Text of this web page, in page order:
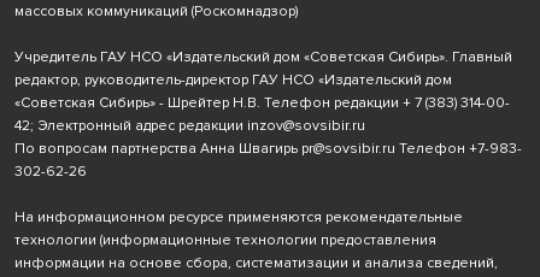
массовых коммуникаций (Роскомнадзор)
Учредитель ГАУ НСО «Издательский дом «Советская Сибирь». Главный
редактор, руководитель-директор ГАУ НСО «Издательский дом
«Советская Сибирь» - Шрейтер Н.В. Телефон редакции + 7 (383) 314-00-
42; Электронный адрес редакции inzov@sovsibir.ru
По вопросам партнерства Анна Швагирь pr@sovsibir.ru Телефон +7-983-
302-62-26
На информационном ресурсе применяются рекомендательные
технологии (информационные технологии предоставления
информации на основе сбора, систематизации и анализа сведений,